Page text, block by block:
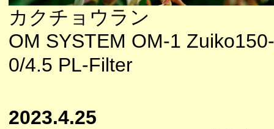
カクチョウラン
OM SYSTEM OM-1
0/4.5 PL-Filter
2023.4.25